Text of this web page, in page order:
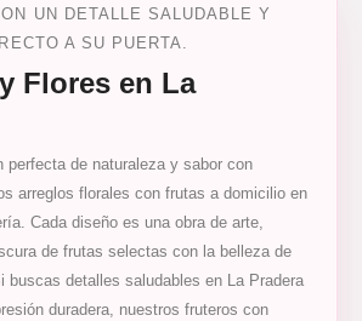
UN DETALLE SALUDABLE Y
A SU PUERTA.
Flores en La
perfecta de naturaleza y sabor con
arreglos florales con frutas a domicilio en
Cada diseño es una obra de arte,
de frutas selectas con la belleza de
buscas detalles saludables en La Pradera
duradera, nuestros fruteros con